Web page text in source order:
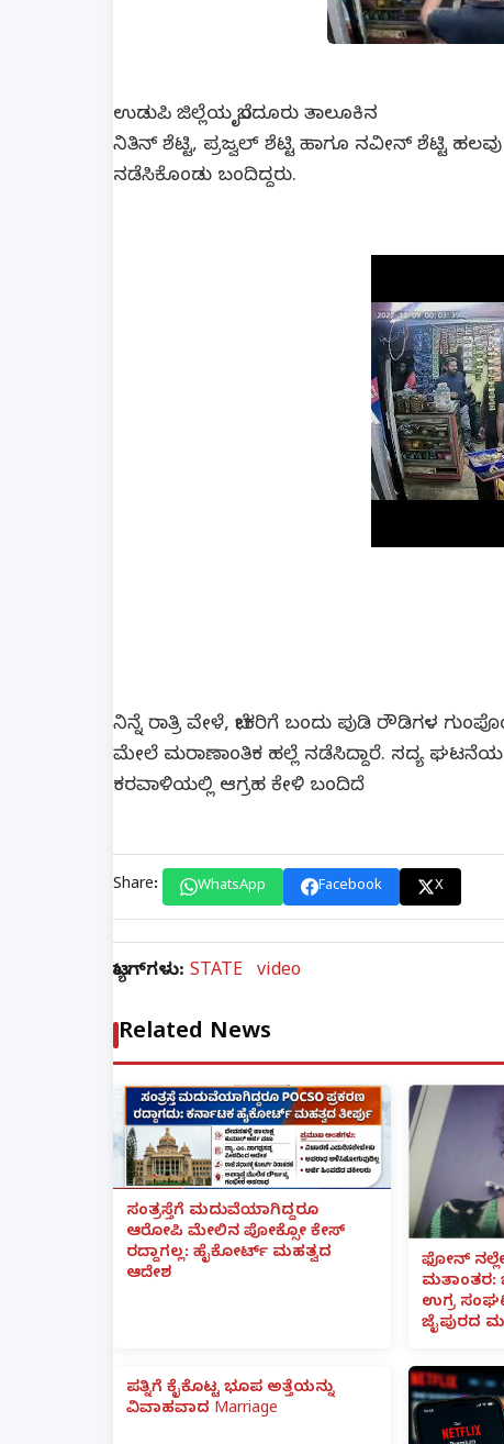
ಉಡುಪಿ ಜಿಲ್ಲೆಯ ಬೈಂದೂರು ತಾಲೂಕಿನ
ನಿತಿನ್ ಶೆಟ್ಟಿ, ಪ್ರಜ್ವಲ್ ಶೆಟ್ಟಿ ಹಾಗೂ ನವೀನ್ ಶೆಟ್ಟಿ
ನಡೆಸಿಕೊಂಡು ಬಂದಿದ್ದರು.
ನಿನ್ನೆ ರಾತ್ರಿ ವೇಳೆ, ಬೇಕರಿಗೆ ಬಂದು ಪುಡಿ ರೌಡಿಗಳ
ಮೇಲೆ ಮರಾಣಾಂತಿಕ ಹಲ್ಲೆ ನಡೆಸಿದ್ದಾರೆ. ಸದ್ಯ ಘಟನೆಯ
ಕರವಾಳಿಯಲ್ಲಿ ಆಗ್ರಹ ಕೇಳಿ ಬಂದಿದೆ
Share: WhatsApp Facebook X
ಟ್ಯಾಗ್‌ಗಳು: STATE video
Related News
ಸಂತ್ರಸ್ತೆಗೆ ಮದುವೆಯಾಗಿದ್ದರೂ
ಆರೋಪಿ ಮೇಲಿನ ಪೋಕ್ಸೋ ಕೇಸ್
ರದ್ದಾಗಲ್ಲ: ಹೈಕೋರ್ಟ್ ಮಹತ್ವದ
ಆದೇಶ
ಫೋನ್
ಉಗ್ರ
ಜೈಪುರದ
ಪತ್ನಿಗೆ ಕೈಕೊಟ್ಟ ಭೂಪ ಅತ್ತೆಯನ್ನು
ವಿವಾಹವಾದ Marriage